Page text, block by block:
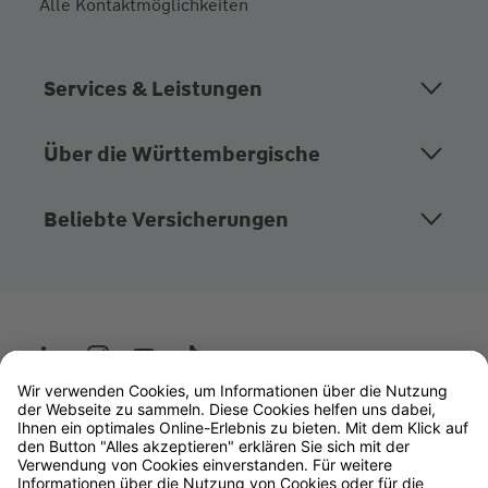
Alle Kontaktmöglichkeiten
Services & Leistungen
Über die Württembergische
Beliebte Versicherungen
Wüstenrot
W&W Gruppe
OLB Bank